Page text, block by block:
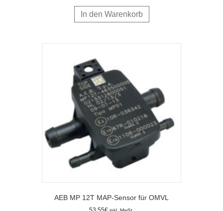
In den Warenkorb
AEB MP 12T MAP-Sensor für OMVL